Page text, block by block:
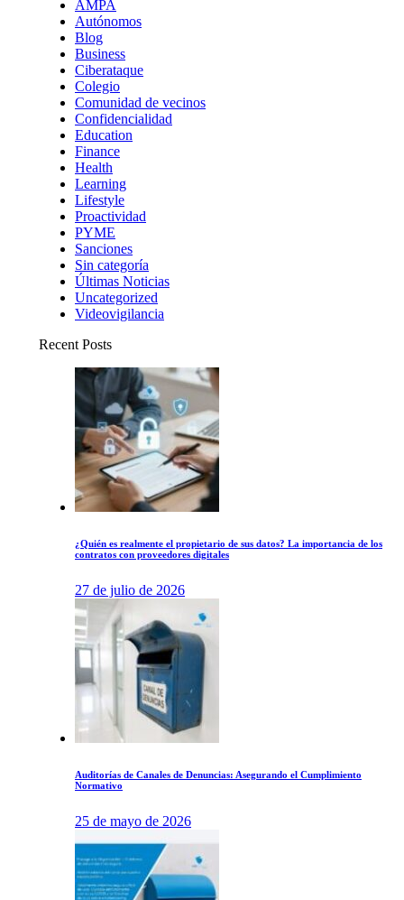
AMPA
Autónomos
Blog
Business
Ciberataque
Colegio
Comunidad de vecinos
Confidencialidad
Education
Finance
Health
Learning
Lifestyle
Proactividad
PYME
Sanciones
Sin categoría
Últimas Noticias
Uncategorized
Videovigilancia
Recent Posts
¿Quién es realmente el propietario de sus datos? La importancia de los
contratos con proveedores digitales
27 de julio de 2026
Auditorías de Canales de Denuncias: Asegurando el Cumplimiento
Normativo
25 de mayo de 2026